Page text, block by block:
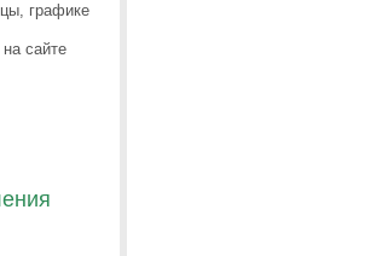
графике
сайте